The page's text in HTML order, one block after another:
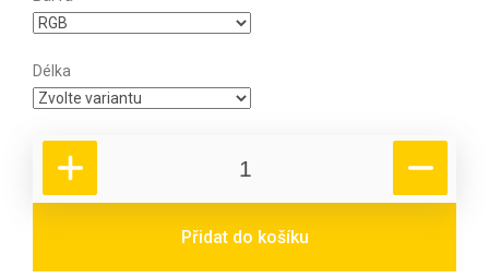
Délka
Přidat do košíku